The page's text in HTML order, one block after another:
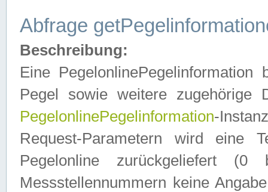
Abfrage
Beschreibung:
Eine
Pegel sowie weitere zugehörige
PegelonlinePegelinformation-
Request-Parametern wird eine
Pegelonline zurückgeliefert
Messstellennummern keine